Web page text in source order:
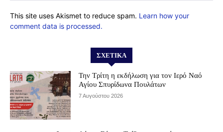
This site uses Akismet to reduce spam. Learn how your
comment data is processed.
ΣΧΕΤΙΚΆ
Την Τρίτη η εκδήλωση για τον Ιερό Ναό
Αγίου Σπυρίδωνα Πουλάτων
7 Αυγούστου 2026